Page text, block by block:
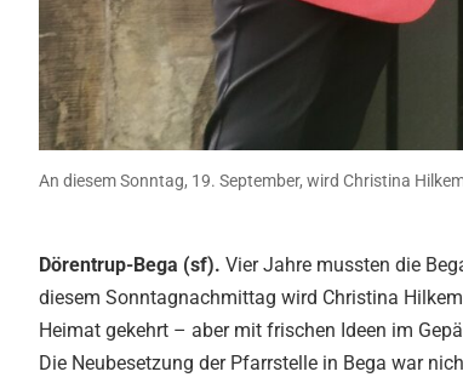
An diesem Sonntag, 19. September, wird Christina
Dörentrup-Bega (sf). Vier Jahre mussten die
diesem Sonntagnachmittag wird Christina
Heimat gekehrt – aber mit frischen Ideen im
Die Neubesetzung der Pfarrstelle in Bega war